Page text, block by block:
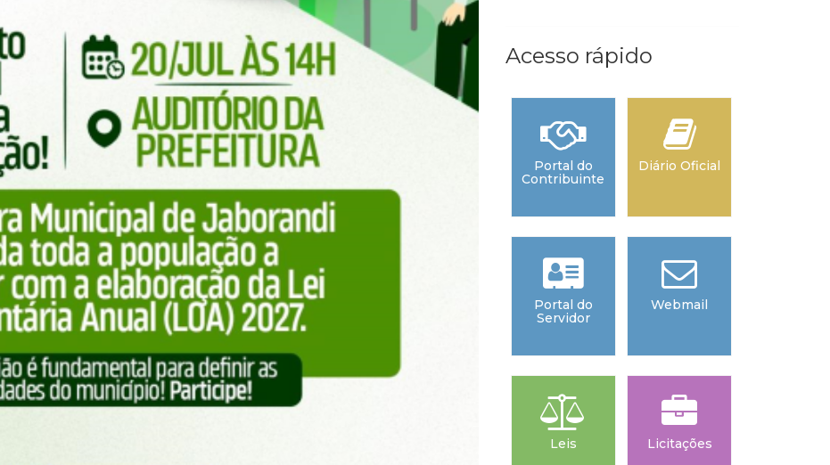
Acesso rápido
Portal do
Contribuinte
Diário Oficial
Portal do
Servidor
Webmail
Leis Licitações